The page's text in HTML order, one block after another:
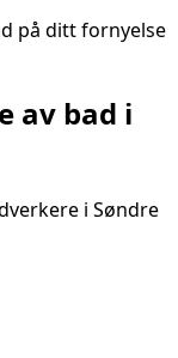
på dittfornyelse
av bad i
i Søndre